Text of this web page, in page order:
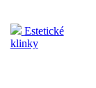
Estetické
klinky